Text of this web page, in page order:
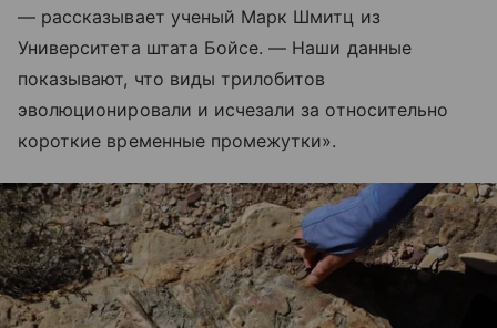
— рассказывает ученый Марк Шмитц из
Университета штата Бойсе. — Наши данные
показывают, что виды трилобитов
эволюционировали и исчезали за относительно
короткие временные промежутки».